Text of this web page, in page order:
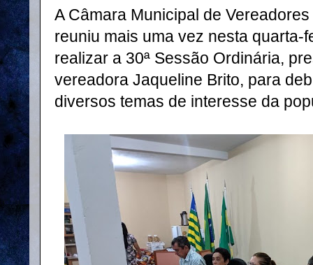
A Câmara Municipal de
reuniu mais uma vez nesta quarta-
realizar a 30ª Sessão Ordinária,
vereadora Jaqueline Brito, para
diversos temas de interesse da